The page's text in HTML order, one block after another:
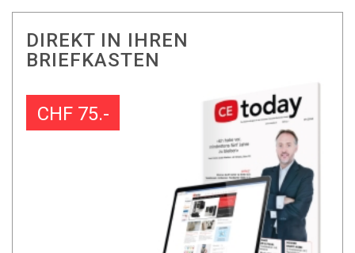
DIREKT IN IHREN
BRIEFKASTEN
CHF 75.-